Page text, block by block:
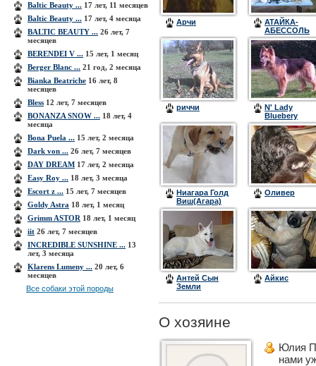
Baltic Beauty ... 17 лет, 11 месяцев
Baltic Beauty ... 17 лет, 4 месяца
BALTIC BEAUTY ... 26 лет, 7
месяцев
BERENDEI V ... 15 лет, 1 месяц
Berger Blanc ... 21 год, 2 месяца
Bianka Beatriche 16 лет, 8
месяцев
Bless 12 лет, 7 месяцев
BONANZA SNOW ... 18 лет, 4
месяца
Bona Puela ... 15 лет, 2 месяца
Dark von ... 26 лет, 7 месяцев
DAY DREAM 17 лет, 2 месяца
Easy Roy ... 18 лет, 3 месяца
Escоrt z ... 15 лет, 7 месяцев
Goldy Astra 18 лет, 1 месяц
Grimm ASTOR 18 лет, 1 месяц
iit 26 лет, 7 месяцев
INCREDIBLE SUNSHINE ... 13
лет, 3 месяца
Klarens Lumeny ... 20 лет, 6
месяцев
Все собаки этой породы
Арчи
АТАЙКА-
АБЕССОЛЬ
риччи
N' Lady
Bluebery
Ниагара Голд
Виш(Агара)
Оливер
Антей Сын
Земли
Айкис
О хозяине
Юлия
нами